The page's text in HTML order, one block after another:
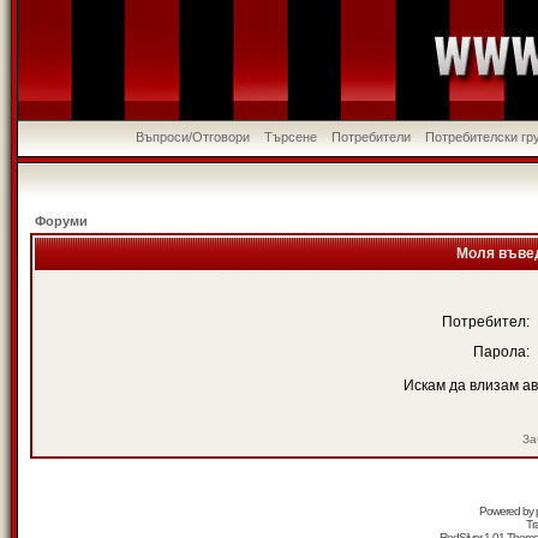
Въпроси/Отговори Търсене Потребители Потребителски
Форуми
Моля
Потребител:
Парола:
Искам да влизам
Powered by